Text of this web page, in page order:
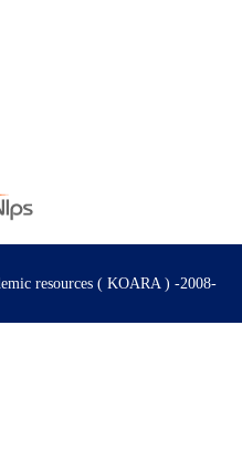
resources ( KOARA ) -2008-